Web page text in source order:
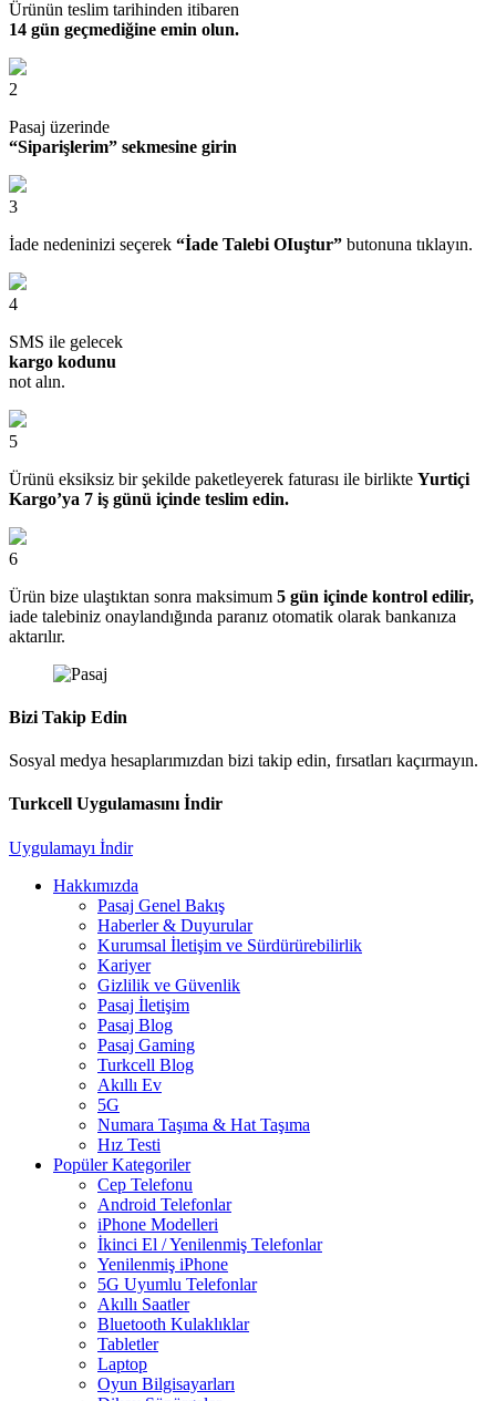
Ürünün teslim tarihinden itibaren
14 gün geçmediğine emin olun.
2
Pasaj üzerinde
“Siparişlerim” sekmesine girin
3
İade nedeninizi seçerek “İade Talebi OIuştur” butonuna tıklayın.
4
SMS ile gelecek
kargo kodunu
not alın.
5
Ürünü eksiksiz bir şekilde paketleyerek faturası ile birlikte Yurtiçi
Kargo’ya 7 iş günü içinde teslim edin.
6
Ürün bize ulaştıktan sonra maksimum 5 gün içinde kontrol edilir,
iade talebiniz onaylandığında paranız otomatik olarak bankanıza
aktarılır.
Bizi Takip Edin
Sosyal medya hesaplarımızdan bizi takip edin, fırsatları kaçırmayın.
Turkcell Uygulamasını İndir
Uygulamayı İndir
Hakkımızda
Pasaj Genel Bakış
Haberler & Duyurular
Kurumsal İletişim ve Sürdürürebilirlik
Kariyer
Gizlilik ve Güvenlik
Pasaj İletişim
Pasaj Blog
Pasaj Gaming
Turkcell Blog
Akıllı Ev
5G
Numara Taşıma & Hat Taşıma
Hız Testi
Popüler Kategoriler
Cep Telefonu
Android Telefonlar
iPhone Modelleri
İkinci El / Yenilenmiş Telefonlar
Yenilenmiş iPhone
5G Uyumlu Telefonlar
Akıllı Saatler
Bluetooth Kulaklıklar
Tabletler
Laptop
Oyun Bilgisayarları